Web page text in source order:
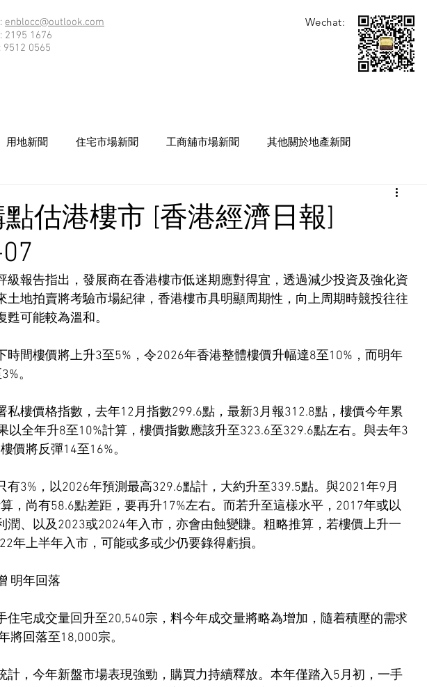
enblocc@outlook.com
2195 1676
9512 0565
Wechat:
用地新聞 住宅市場新聞 工商舖市場新聞 其他關於地產新聞
估港樓市 [香港經濟日報]
級報告指出，發展商在香港樓市低迷期應對得宜，透過減少投資及強化資
土地拍賣將考驗市場紀律，香港樓市具明顯周期性，向上周期時競投往往
可能較為溫和。
時間樓價將上升3至5%，令2026年香港整體樓價升幅達8至10%，而明年
。
私樓價格指數，去年12月指數299.6點，最新3月報312.8點，樓價今年累
以全年升8至10%計算，樓價指數應該升至323.6至329.6點左右。與去年3
價將反彈14至16%。
有3%，以2026年預測最高329.6點計，大約升至339.5點。與2021年9月
，尚有58.6點差距，要再升17%左右。而若升至這樣水平，2017年或以
潤、以及2023或2024年入市，亦會由蝕變賺。粗略推算，若樓價上升一
年上半年入市，可能或多或少仍要錄得虧損。
明年回落
住宅成交量回升至20,540宗，料今年成交量將略為增加，隨着積壓的需求
將回落至18,000宗。
計，今年新盤市場表現強勁，購買力持續釋放。本年僅踏入5月初，一手